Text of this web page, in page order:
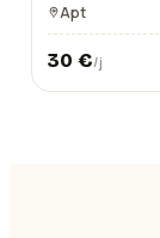
Apt
30 €/j